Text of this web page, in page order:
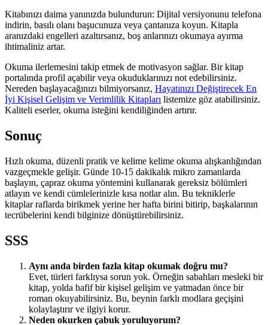
Kitabınızı daima yanınızda bulundurun: Dijital versiyonunu telefona
indirin, basılı olanı başucunuza veya çantanıza koyun. Kitapla
aranızdaki engelleri azaltırsanız, boş anlarınızı okumaya ayırma
ihtimaliniz artar.
Okuma ilerlemesini takip etmek de motivasyon sağlar. Bir kitap
portalında profil açabilir veya okuduklarınızı not edebilirsiniz.
Nereden başlayacağınızı bilmiyorsanız, Hayatınızı Değiştirecek En
İyi Kişisel Gelişim ve Verimlilik Kitapları listemize göz atabilirsiniz.
Kaliteli eserler, okuma isteğini kendiliğinden artırır.
Sonuç
Hızlı okuma, düzenli pratik ve kelime kelime okuma alışkanlığından
vazgeçmekle gelişir. Günde 10-15 dakikalık mikro zamanlarda
başlayın, çapraz okuma yöntemini kullanarak gereksiz bölümleri
atlayın ve kendi cümlelerinizle kısa notlar alın. Bu tekniklerle
kitaplar raflarda birikmek yerine her hafta birini bitirip, başkalarının
tecrübelerini kendi bilginize dönüştürebilirsiniz.
SSS
Aynı anda birden fazla kitap okumak doğru mu?
Evet, türleri farklıysa sorun yok. Örneğin sabahları mesleki bir
kitap, yolda hafif bir kişisel gelişim ve yatmadan önce bir
roman okuyabilirsiniz. Bu, beynin farklı modlara geçişini
kolaylaştırır ve ilgiyi korur.
Neden okurken çabuk yoruluyorum?